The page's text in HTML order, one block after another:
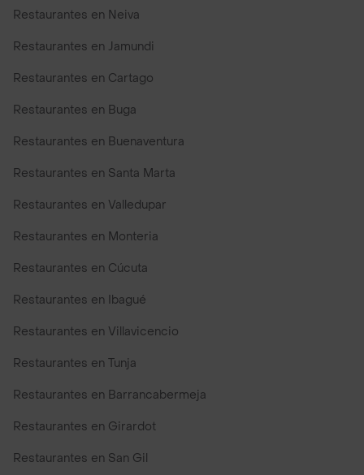
Restaurantes en Neiva
Restaurantes en Jamundi
Restaurantes en Cartago
Restaurantes en Buga
Restaurantes en Buenaventura
Restaurantes en Santa Marta
Restaurantes en Valledupar
Restaurantes en Monteria
Restaurantes en Cúcuta
Restaurantes en Ibagué
Restaurantes en Villavicencio
Restaurantes en Tunja
Restaurantes en Barrancabermeja
Restaurantes en Girardot
Restaurantes en San Gil